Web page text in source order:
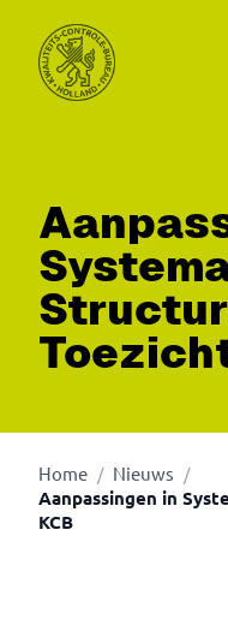
Home / Nieuws /
Aanpassingen in
KCB